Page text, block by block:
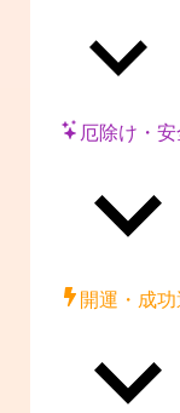
厄除け・安
開運・成功